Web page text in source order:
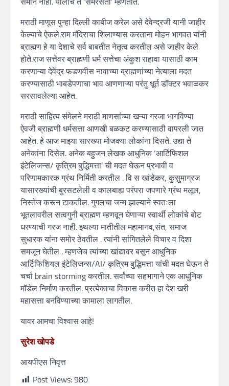
मराठी माणूस पुन्हा दिल्ली काबीज करेल असे देवेन्द्रजी यानी जाहीर
केल्याचे ऐकले.राम मंदिराचा शिलाण्यास करताना मोहन भागवत यांनी
ब्राह्मण हे या देशाचे सर्व बाबतीत नेतृत्व करतील असे जाहीर केले
होते.राज सत्तेवर ब्राह्मणी धर्म सत्तेचा अंकुश राहावा यासाठी काम
करणाऱ्या देवेंद्र फडणवीस नावाच्या ब्राह्मणांच्या नेत्याला मदत
करण्यासाठी भाबडेपणाचा भाव आणणाऱ्या परंतु धूर्त डॉक्टर भवाळकर
सरसावलेल्या आहेत.
मराठी साहित्य संमेलने मराठी माणसांच्या खऱ्या गरजा भागविण्या
ऐवजी ब्राह्मणी धर्मसत्ता आणखी बळकट करण्यासाठी वापरली जात
आहेत. हे आज माझ्या सारख्या मोजक्या लोकांना दिसते. उद्या ते
अनेकांना दिसेल. अनेक बहुजन लेखक आधुनिक ‘आर्टिफिशल
इंटेलिजन्स/ कृत्रिम बुद्धिमत्ता’ ची मदत घेऊन प्रभावी व
परिणामकारक ग्रंथ निर्मिती करतील . वि स खांडेकर, कुसुमाग्रज
यासारख्यांची बुरसटलेली व कालबाह्य परंपरा जपणारे ग्रंथ मलूल,
निस्तेज करून टाकतील. गुगलचा जन्म झाल्याने स्वतःला
भूतलावरील सत्वगुनी ब्राह्मण म्हणवून घेणाऱ्या स्वार्थी लोकांचे बोट
धरण्याची गरज नाही. इथल्या मातीतील महामानव,संत, समाज
सुधारक यांना समोर ठेवतील . त्यांनी सांगितलेले विचार व दिशा
समजून घेतील . म्हणजेच त्यांच्या खांद्यावर बसून आधुनिक
आर्टिफिशियल इंटेलिजन्स/AI/ कृत्रिम बुद्धिमत्ता यांची मदत घेऊन ते
चर्चा brain storming करतील. सर्वांच्या सहभागाने एक आधुनिक
मॉडेल निर्माण करतील. प्रत्येकाचा विकास करीत हा देश खरी
महासत्ता बनविण्याच्या कामाला लागतील.
यावर आमचा विश्वास आहे!
सुरेश खोपडे
आयपीएस निवृत्त
Post Views:980